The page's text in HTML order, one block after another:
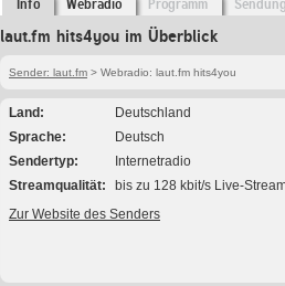
Info Webradio Programm
laut.fm hits4you im Überblick
Sender: laut.fm > Webradio: laut.fm hits4you
Land
Deutschland
Sprache
Deutsch
Sendertyp
Internetradio
Streamqualität
bis zu 128 kbit/s Live-
Zur Website des Senders